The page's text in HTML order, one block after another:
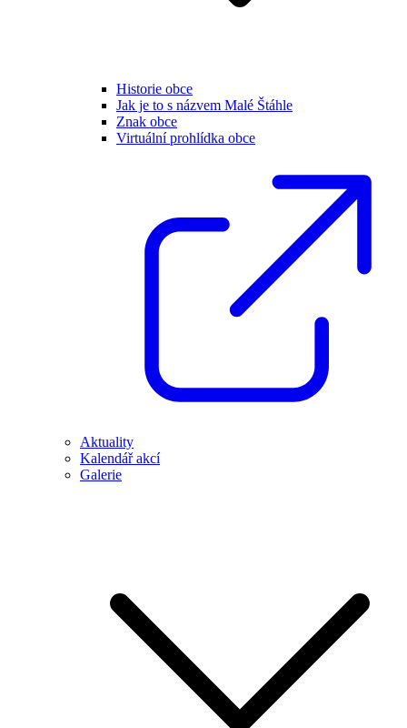
Historie obce
Jak je to s názvem Malé Štáhle
Znak obce
Virtuální prohlídka obce
Aktuality
Kalendář akcí
Galerie